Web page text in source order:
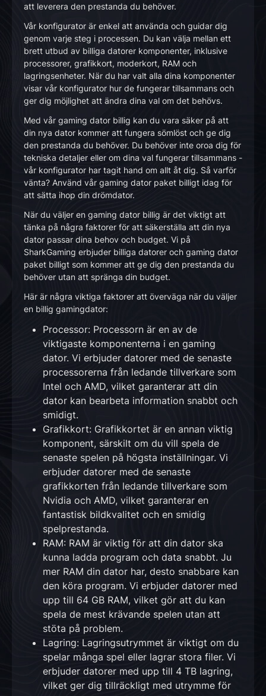
att leverera den prestanda du behöver.
Vår konfigurator är enkel att använda och guidar dig
genom varje steg i processen. Du kan välja mellan ett
brett utbud av billiga datorer komponenter, inklusive
processorer, grafikkort, moderkort, RAM och
lagringsenheter. När du har valt alla dina komponenter
visar vår konfigurator hur de fungerar tillsammans och
ger dig möjlighet att ändra dina val om det behövs.
Med vår gaming dator billig kan du vara säker på att
din nya dator kommer att fungera sömlöst och ge dig
den prestanda du behöver. Du behöver inte oroa dig för
tekniska detaljer eller om dina val fungerar tillsammans -
vår konfigurator har tagit hand om allt åt dig. Så varför
vänta? Använd vår gaming dator paket billigt idag för
att sätta ihop din drömdator.
När du väljer en gaming dator billig är det viktigt att
tänka på några faktorer för att säkerställa att din nya
dator passar dina behov och budget. Vi på
SharkGaming erbjuder billiga datorer och gaming dator
paket billigt som kommer att ge dig den prestanda du
behöver utan att spränga din budget.
Här är några viktiga faktorer att överväga när du väljer
en billig gamingdator:
Processor: Processorn är en av de
viktigaste komponenterna i en gaming
dator. Vi erbjuder datorer med de senaste
processorerna från ledande tillverkare som
Intel och AMD, vilket garanterar att din
dator kan bearbeta information snabbt och
smidigt.
Grafikkort: Grafikkortet är en annan viktig
komponent, särskilt om du vill spela de
senaste spelen på högsta inställningar. Vi
erbjuder datorer med de senaste
grafikkorten från ledande tillverkare som
Nvidia och AMD, vilket garanterar en
fantastisk bildkvalitet och en smidig
spelprestanda.
RAM: RAM är viktig för att din dator ska
kunna ladda program och data snabbt. Ju
mer RAM din dator har, desto snabbare kan
den köra program. Vi erbjuder datorer med
upp till 64 GB RAM, vilket gör att du kan
spela de mest krävande spelen utan att
stöta på problem.
Lagring: Lagringsutrymmet är viktigt om du
spelar många spel eller lagrar stora filer. Vi
erbjuder datorer med upp till 4 TB lagring,
vilket ger dig tillräckligt med utrymme för